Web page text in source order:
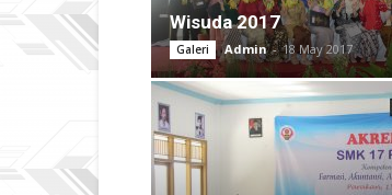
Wisuda 2017
Galeri Admin - 18 May 2017